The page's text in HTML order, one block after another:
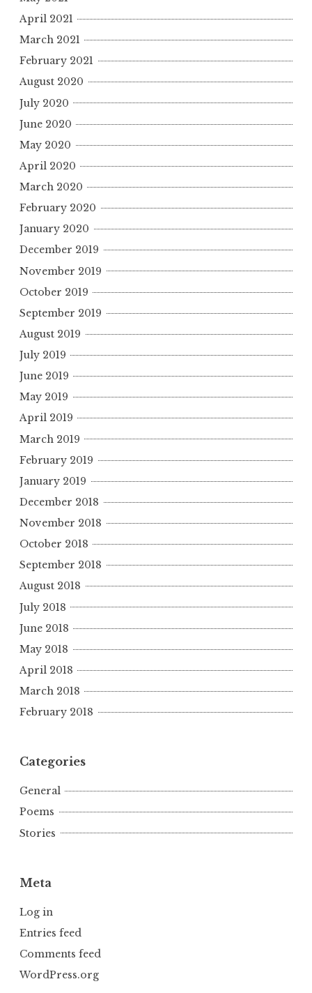
April 2021
March 2021
February 2021
August 2020
July 2020
June 2020
May 2020
April 2020
March 2020
February 2020
January 2020
December 2019
November 2019
October 2019
September 2019
August 2019
July 2019
June 2019
May 2019
April 2019
March 2019
February 2019
January 2019
December 2018
November 2018
October 2018
September 2018
August 2018
July 2018
June 2018
May 2018
April 2018
March 2018
February 2018
Categories
General
Poems
Stories
Meta
Log in
Entries feed
Comments feed
WordPress.org